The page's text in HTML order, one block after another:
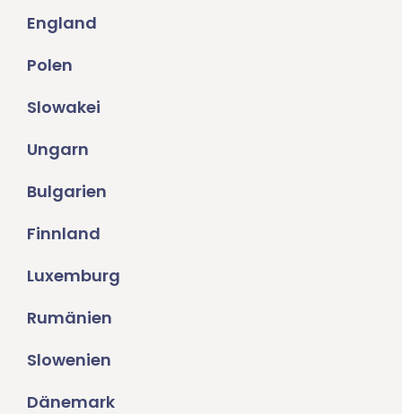
England
Polen
Slowakei
Ungarn
Bulgarien
Finnland
Luxemburg
Rumänien
Slowenien
Dänemark